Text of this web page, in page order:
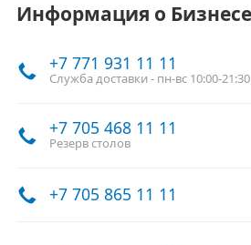
Информация о Бизнесе
+7 771 931 11 11
Служба доставки - пн-вс 10:00-21:30
+7 705 468 11 11
Резерв столов
+7 705 865 11 11